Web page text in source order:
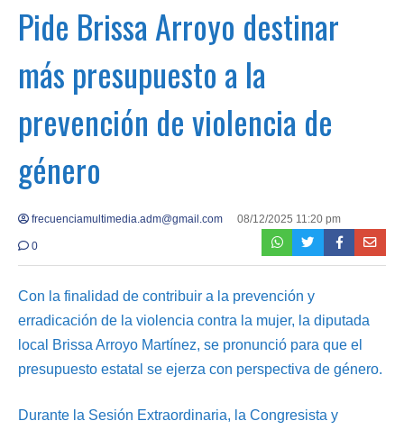
Pide Brissa Arroyo destinar
más presupuesto a la
prevención de violencia de
género
frecuenciamultimedia.adm@gmail.com 08/12/2025 11:20 pm
0
Con la finalidad de contribuir a la prevención y
erradicación de la violencia contra la mujer, la diputada
local Brissa Arroyo Martínez, se pronunció para que el
presupuesto estatal se ejerza con perspectiva de género.
Durante la Sesión Extraordinaria, la Congresista y